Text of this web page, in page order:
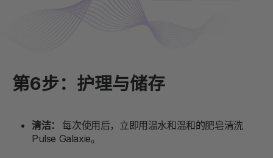
第6步：护理与储存
清洁：
每次使用后，立即用温水和温和的肥皂清洗
Pulse Galaxie。